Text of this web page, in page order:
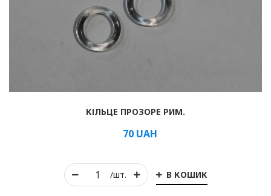
/шт. В КОШИК
КІЛЬЦЕ ПРОЗОРЕ РИМ.
70UAH